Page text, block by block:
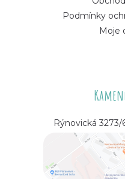
Podmínky
Moje
Rýnovická 3273/